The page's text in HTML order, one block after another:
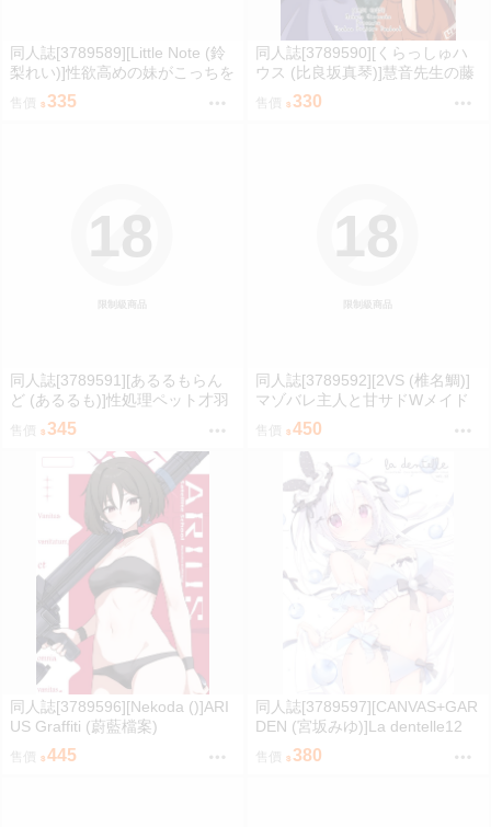
同人誌[3789589][Little Note (鈴
梨れい)]性欲高めの妹がこっちを
見ている (原創)
售價 335
同人誌[3789590][くらっしゅハ
ウス (比良坂真琴)]慧音先生の藤
原妹紅観察日記 (東方Project )
售價 330
限制級商品
18
同人誌[3789591][あるるもらん
ど (あるるも)]性処理ペット才羽
モモイ (蔚藍檔案)
345
限制級商品
18
同人誌[3789592][2VS (椎名鯛)]
マゾバレ主人と甘サドWメイド
450
同人誌[3789596][Nekoda ()]ARI
US Graffiti (蔚藍檔案)
售價 445
同人誌[3789597][CANVAS+GAR
DEN (宮坂みゆ)]La dentelle12
(創作)
售價 380